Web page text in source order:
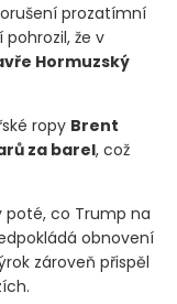
prozatímní
že v
Hormuzský
ropy Brent
za barel, což
poté, co Trump na
obnovení
zároveň přispěl